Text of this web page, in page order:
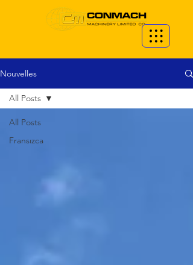
Nouvelles
All Posts
Fransızca
All Posts